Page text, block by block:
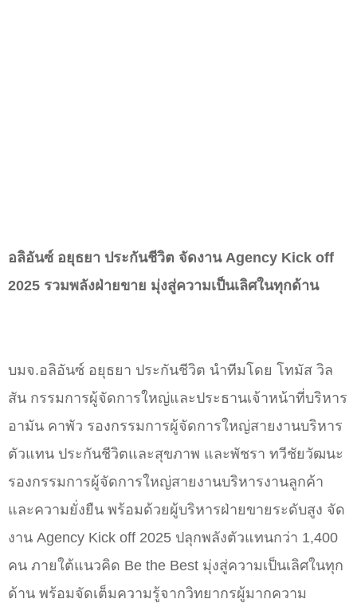
อลิอันซ์ อยุธยา ประกันชีวิต จัดงาน Agency Kick off
2025 รวมพลังฝ่ายขาย มุ่งสู่ความเป็นเลิศในทุกด้าน
บมจ.อลิอันซ์ อยุธยา ประกันชีวิต นำทีมโดย โทมัส วิล
สัน กรรมการผู้จัดการใหญ่และประธานเจ้าหน้าที่บริหาร
อามัน คาพัว รองกรรมการผู้จัดการใหญ่สายงานบริหาร
ตัวแทน ประกันชีวิตและสุขภาพ และพัชรา ทวีชัยวัฒนะ
รองกรรมการผู้จัดการใหญ่สายงานบริหารงานลูกค้า
และความยั่งยืน พร้อมด้วยผู้บริหารฝ่ายขายระดับสูง จัด
งาน Agency Kick off 2025 ปลุกพลังตัวแทนกว่า 1,400
คน ภายใต้แนวคิด Be the Best มุ่งสู่ความเป็นเลิศในทุก
ด้าน พร้อมจัดเต็มความรู้จากวิทยากรผู้มากความ